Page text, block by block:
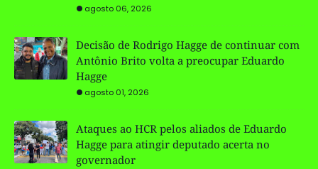
agosto 06, 2026
Decisão de Rodrigo Hagge de continuar com
Antônio Brito volta a preocupar Eduardo
Hagge
agosto 01, 2026
Ataques ao HCR pelos aliados de Eduardo
Hagge para atingir deputado acerta no
governador